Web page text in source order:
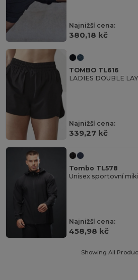
Najnižší cena:
380,18 kč
TOMBO TL616
LADIES DOUBLE
Najnižší cena:
339,27 kč
Tombo TL578
Unisex sportovní
Najnižší cena:
458,98 kč
Showing All